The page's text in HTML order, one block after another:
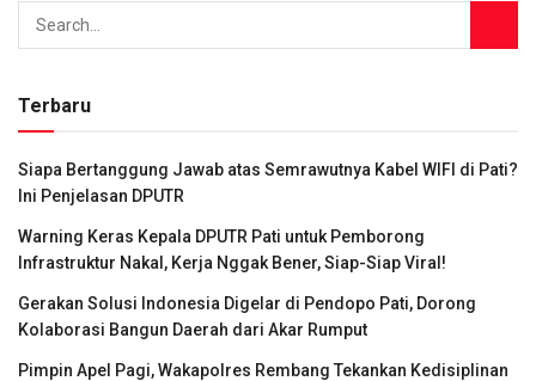
Terbaru
Siapa Bertanggung Jawab atas Semrawutnya Kabel WIFI di Pati?
Ini Penjelasan DPUTR
Warning Keras Kepala DPUTR Pati untuk Pemborong
Infrastruktur Nakal, Kerja Nggak Bener, Siap-Siap Viral!
Gerakan Solusi Indonesia Digelar di Pendopo Pati, Dorong
Kolaborasi Bangun Daerah dari Akar Rumput
Pimpin Apel Pagi, Wakapolres Rembang Tekankan Kedisiplinan